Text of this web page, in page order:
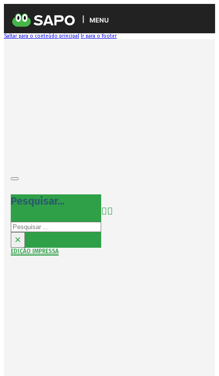
MENU
Saltar para o conteúdo principal Ir para o footer
Pesquisar...
Pesquisar
×
EDIÇÃO IMPRESSA